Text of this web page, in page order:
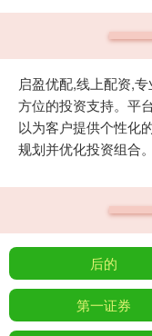
启盈优配,线上配资,
方位的投资支持。平
以为客户提供个性化
规划并优化投资组合。
后的
第一证券